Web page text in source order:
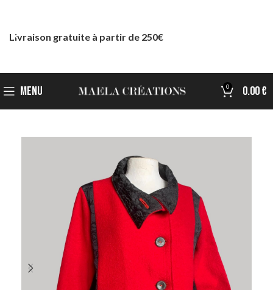
MENU 0 0.00€
Livraison gratuite à partir de 250€